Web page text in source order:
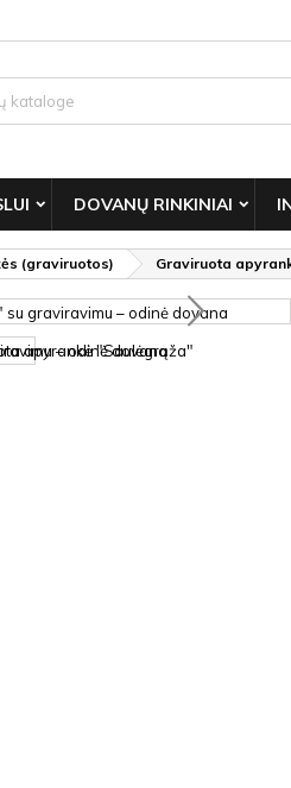
DOVANŲ RINKINIAI
(graviruotos) Graviruota